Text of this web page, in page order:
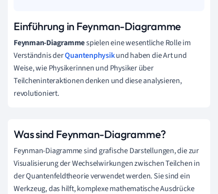
Einführung in Feynman-Diagramme
Feynman-Diagrammespielen eine wesentliche Rolle im
Verständnis derQuantenphysikund haben die Art und
Weise, wie Physikerinnen und Physiker über
Teilcheninteraktionen denken und diese analysieren,
revolutioniert.
Was sind Feynman-Diagramme?
Feynman-Diagramme sind grafische Darstellungen, die zur
Visualisierung der Wechselwirkungen zwischen Teilchen in
der Quantenfeldtheorie verwendet werden. Sie sind ein
Werkzeug, das hilft, komplexe mathematische Ausdrücke